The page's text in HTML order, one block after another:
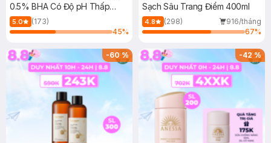
0.5% BHA Có Độ pH Thấp
150ml
5.0
(173)
45%
Sạch Sâu Trang Điểm 400ml
4.8 (298)
916/tháng
67%
-60% -42%